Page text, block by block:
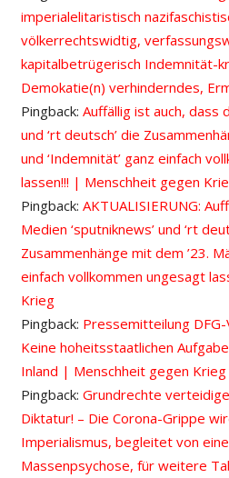
imperialelitaristisch
völkerrechtswidtig,
kapitalbetrügerisch Indemnität-
Demokatie(n) verhinderndes,
Pingback: Auffällig ist auch, dass
und ‘rt deutsch’ die
und ‘Indemnität’ ganz einfach
lassen!!! | Menschheit gegen
Pingback: AKTUALISIERUNG:
Medien ‘sputniknews’ und ‘rt
Zusammenhänge mit dem ’23.
einfach vollkommen ungesagt
Krieg
Pingback: Pressemitteilung
Keine hoheitsstaatlichen
Inland | Menschheit gegen Krieg
Pingback: Grundrechte
Diktatur! – Die Corona-Grippe
Imperialismus, begleitet von
Massenpsychose, für weitere